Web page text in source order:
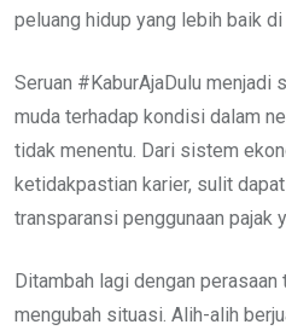
peluang hidup yang lebih baik di
Seruan #KaburAjaDulu menjadi
muda terhadap kondisi dalam
tidak menentu. Dari sistem
ketidakpastian karier, sulit
transparansi penggunaan pajak
Ditambah lagi dengan perasaan
mengubah situasi. Alih-alih